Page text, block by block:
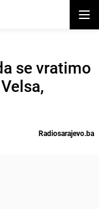
se vratimo
Radiosarajevo.ba